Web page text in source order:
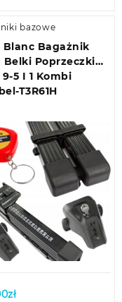
bazowe
Blanc Bagażnik
Belki Poprzeczki
5 I 1 Kombi
T3R61H
zł